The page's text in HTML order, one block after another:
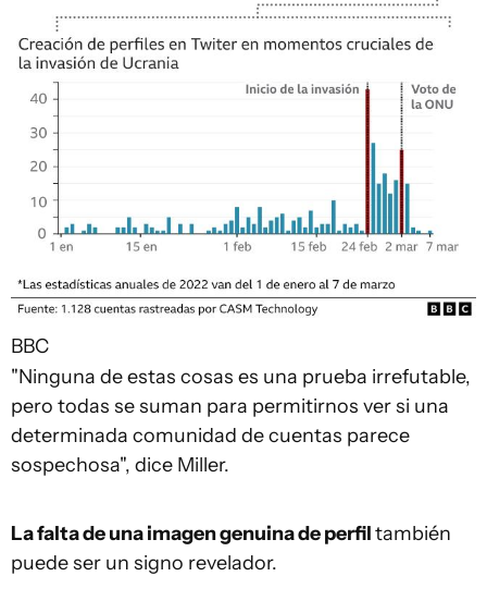
BBC
"Ninguna de estas cosas es una prueba irrefutable,
pero todas se suman para permitirnos ver si una
determinada comunidad de cuentas parece
sospechosa", dice Miller.
La falta de una imagen genuinade perfiltambién
puede ser un signo revelador.